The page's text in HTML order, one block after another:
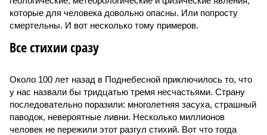
которые для человека довольно опасны. Или попросту
смертельны. И вот несколько тому примеров.
Все стихии сразу
Около 100 лет назад в Поднебесной приключилось то, что
у нас назвали бы тридцатью тремя несчастьями. Страну
последовательно поразили: многолетняя засуха, страшный
паводок, невероятные ливни. Несколько миллионов
человек не пережили этот разгул стихий. Вот что тогда